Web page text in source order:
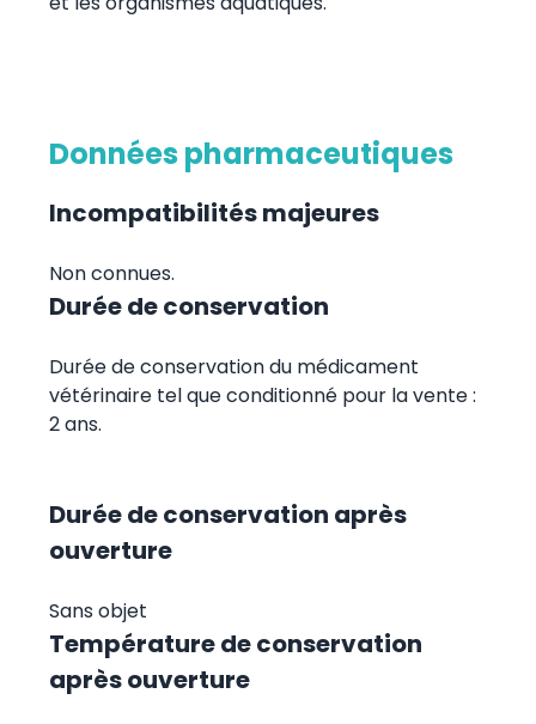
Données pharmaceutiques
Incompatibilités majeures
Non connues.
Durée de conservation
Durée de conservation du médicament
vétérinaire tel que conditionné pour la vente :
2 ans.
Durée de conservation après
ouverture
Sans objet
Température de conservation
après ouverture